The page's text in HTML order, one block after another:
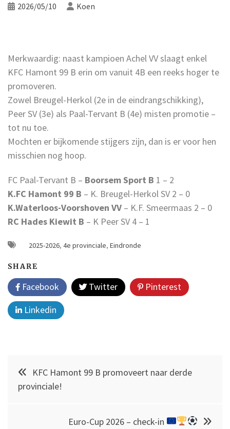
2026/05/10 Koen
Merkwaardig: naast kampioen Achel VV slaagt enkel
KFC Hamont 99 B erin om vanuit 4B een reeks hoger te
promoveren.
Zowel Breugel-Herkol (2e in de eindrangschikking),
Peer SV (3e) als Paal-Tervant B (4e) misten promotie –
tot nu toe.
Mochten er bijkomende stijgers zijn, dan is er voor hen
misschien nog hoop.
FC Paal-Tervant B – Boorsem Sport B 1 – 2
K.FC Hamont 99 B – K. Breugel-Herkol SV 2 – 0
K.Waterloos-Voorshoven VV – K.F. Smeermaas 2 – 0
RC Hades Kiewit B – K Peer SV 4 – 1
2025-2026, 4e provinciale, Eindronde
SHARE
Facebook Twitter
Pinterest
Linkedin
Post
navigation
KFC Hamont 99 B promoveert naar derde
provinciale!
Euro-Cup 2026 – check-in